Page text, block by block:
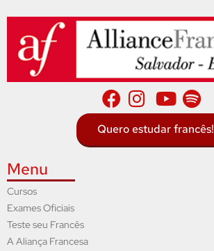
Quero estudar francês!
Menu
Cursos
Exames Oficiais
Teste seu Francês
A Aliança Francesa